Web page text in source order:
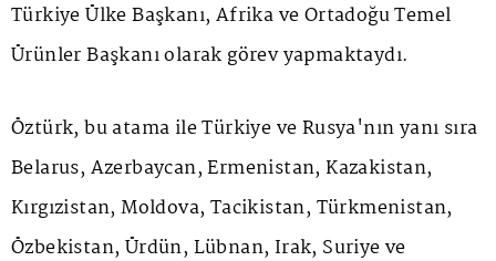
Türkiye Ülke Başkanı, Afrika ve Ortadoğu Temel
Ürünler Başkanı olarak görev yapmaktaydı.
Öztürk, bu atama ile Türkiye ve Rusya'nın yanı sıra
Belarus, Azerbaycan, Ermenistan, Kazakistan,
Kırgızistan, Moldova, Tacikistan, Türkmenistan,
Özbekistan, Ürdün, Lübnan, Irak, Suriye ve